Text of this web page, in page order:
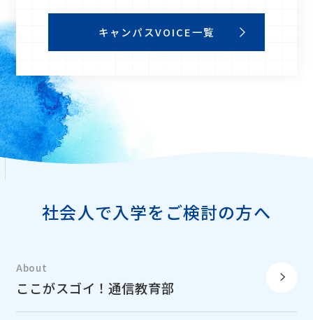
キャンパスVOICE一覧
社会人で入学をご検討の方へ
About
ここがスゴイ！通信教育部